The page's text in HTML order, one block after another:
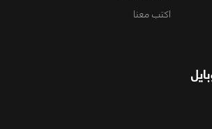
اكتب معنا